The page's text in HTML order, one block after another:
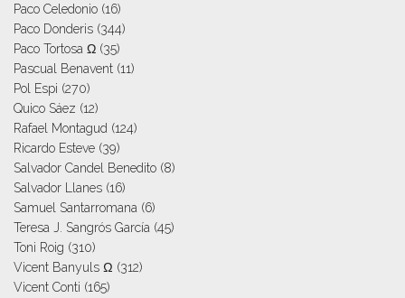
Paco Celedonio (16)
Paco Donderis (344)
Paco Tortosa Ω (35)
Pascual Benavent (11)
Pol Espi (270)
Quico Sáez (12)
Rafael Montagud (124)
Ricardo Esteve (39)
Salvador Candel Benedito (8)
Salvador Llanes (16)
Samuel Santarromana (6)
Teresa J. Sangrós García (45)
Toni Roig (310)
Vicent Banyuls Ω (312)
Vicent Conti (165)